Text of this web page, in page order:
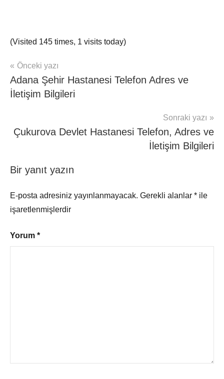
(Visited 145 times, 1 visits today)
mhrs
Yazı
gezinmesi
Önceki yazı
Adana Şehir Hastanesi Telefon Adres ve
İletişim Bilgileri
Sonraki yazı
Çukurova Devlet Hastanesi Telefon, Adres ve
İletişim Bilgileri
Bir yanıt yazın
E-posta adresiniz yayınlanmayacak. Gerekli alanlar * ile
işaretlenmişlerdir
Yorum *